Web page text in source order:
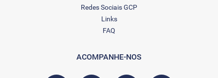
Redes Sociais GCP
Links
FAQ
ACOMPANHE-NOS